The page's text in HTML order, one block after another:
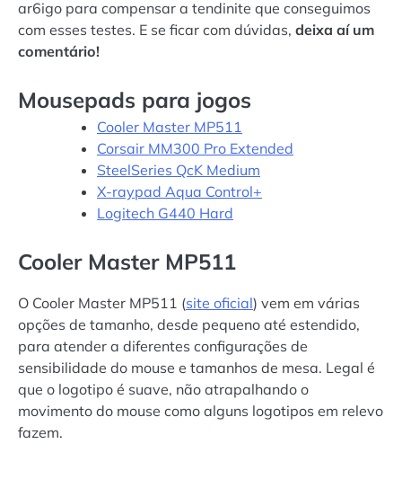
ar6igo para compensar a tendinite que conseguimos
com esses testes. E se ficar com dúvidas, deixa aí um
comentário!
Mousepads para jogos
Cooler Master MP511
Corsair MM300 Pro Extended
SteelSeries QcK Medium
X-raypad Aqua Control+
Logitech G440 Hard
Cooler Master MP511
O Cooler Master MP511 (site oficial) vem em várias
opções de tamanho, desde pequeno até estendido,
para atender a diferentes configurações de
sensibilidade do mouse e tamanhos de mesa. Legal é
que o logotipo é suave, não atrapalhando o
movimento do mouse como alguns logotipos em relevo
fazem.